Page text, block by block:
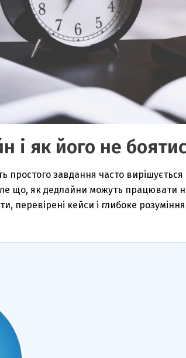
і як його не
простого завдання часто
що, як дедлайни можуть працювати на
перевірені кейси і глибоке